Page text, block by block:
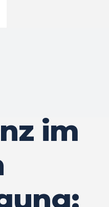
im